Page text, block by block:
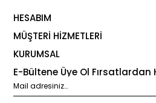
HESABIM
MÜŞTERİ HİZMETLERİ
KURUMSAL
E-Bültene Üye Ol Fırsatlardan